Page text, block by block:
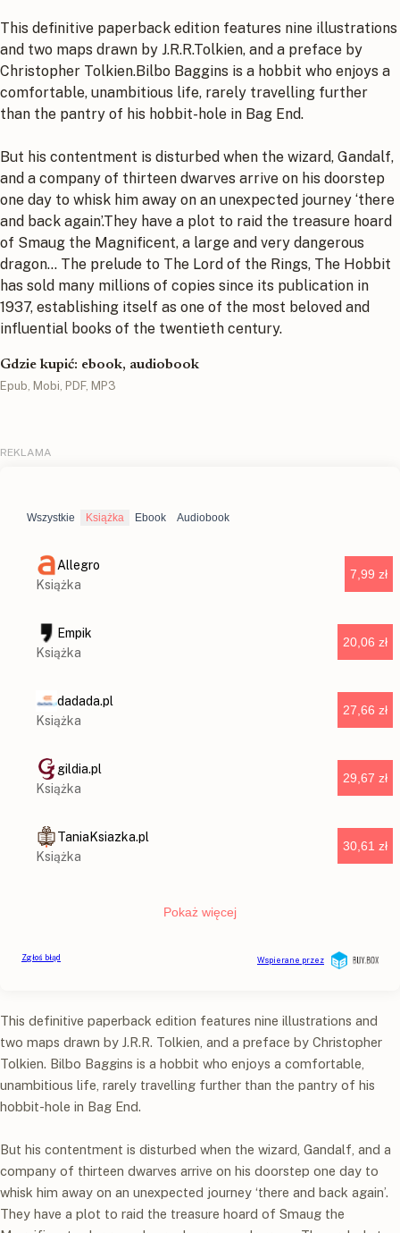
This definitive paperback edition features nine illustrations
and two maps drawn by J.R.R.Tolkien, and a preface by
Christopher Tolkien.Bilbo Baggins is a hobbit who enjoys a
comfortable, unambitious life, rarely travelling further
than the pantry of his hobbit-hole in Bag End.
But his contentment is disturbed when the wizard, Gandalf,
and a company of thirteen dwarves arrive on his doorstep
one day to whisk him away on an unexpected journey ‘there
and back again’.They have a plot to raid the treasure hoard
of Smaug the Magnificent, a large and very dangerous
dragon… The prelude to The Lord of the Rings, The Hobbit
has sold many millions of copies since its publication in
1937, establishing itself as one of the most beloved and
influential books of the twentieth century.
Gdzie kupić: ebook, audiobook
Epub, Mobi, PDF, MP3
This definitive paperback edition features nine illustrations and
two maps drawn by J.R.R. Tolkien, and a preface by Christopher
Tolkien. Bilbo Baggins is a hobbit who enjoys a comfortable,
unambitious life, rarely travelling further than the pantry of his
hobbit-hole in Bag End.
But his contentment is disturbed when the wizard, Gandalf, and a
company of thirteen dwarves arrive on his doorstep one day to
whisk him away on an unexpected journey ‘there and back again’.
They have a plot to raid the treasure hoard of Smaug the